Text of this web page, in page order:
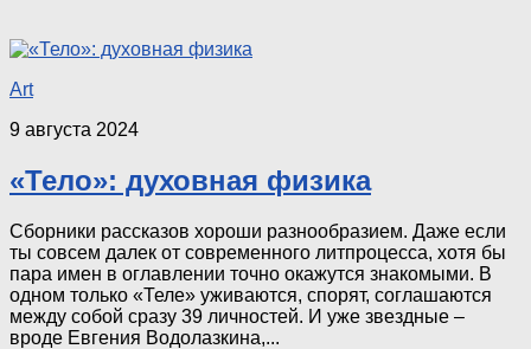
Art
9 августа 2024
«Тело»: духовная физика
Сборники рассказов хороши разнообразием. Даже если
ты совсем далек от современного литпроцесса, хотя бы
пара имен в оглавлении точно окажутся знакомыми. В
одном только «Теле» уживаются, спорят, соглашаются
между собой сразу 39 личностей. И уже звездные –
вроде Евгения Водолазкина,...